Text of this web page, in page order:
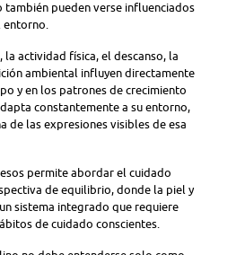
pueden verse influenciados
entorno.
la actividad física, el descanso, la
ambiental influyen directamente
y en los patrones de crecimiento
constantemente a su entorno,
de las expresiones visibles de esa
permite abordar el cuidado
de equilibrio, donde la piel y
sistema integrado que requiere
de cuidado conscientes.